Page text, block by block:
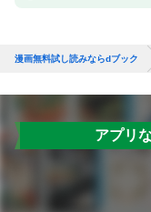
漫画無料試し読みならdブック
アプリ